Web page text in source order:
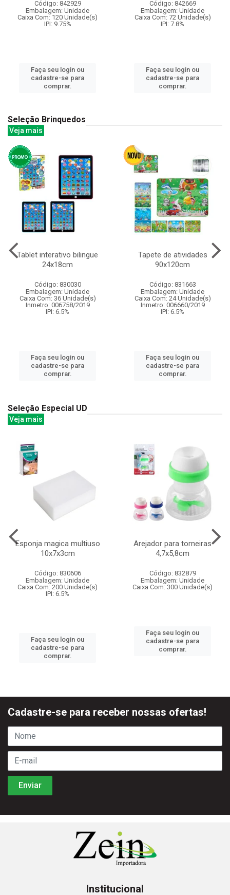
Código: 842929
Embalagem: Unidade
Caixa Com: 120 Unidade(s)
IPI: 9.75%
Faça seu login ou
cadastre-se para
comprar.
Código: 842669
Embalagem: Unidade
Caixa Com: 72 Unidade(s)
IPI: 7.8%
Faça seu login ou
cadastre-se para
comprar.
Seleção Brinquedos
Veja mais
Tablet interativo bilingue
24x18cm
Código: 830030
Embalagem: Unidade
Caixa Com: 36 Unidade(s)
Inmetro: 006758/2019
IPI: 6.5%
Faça seu login ou
cadastre-se para
comprar.
Tapete de atividades
90x120cm
Código: 831663
Embalagem: Unidade
Caixa Com: 24 Unidade(s)
Inmetro: 006660/2019
IPI: 6.5%
Faça seu login ou
cadastre-se para
comprar.
Seleção Especial UD
Veja mais
Esponja magica multiuso
10x7x3cm
Código: 830606
Embalagem: Unidade
Caixa Com: 200 Unidade(s)
IPI: 6.5%
Faça seu login ou
cadastre-se para
comprar.
Arejador para torneiras
4,7x5,8cm
Código: 832879
Embalagem: Unidade
Caixa Com: 300 Unidade(s)
Faça seu login ou
cadastre-se para
comprar.
Cadastre-se para receber nossas ofertas!
Institucional